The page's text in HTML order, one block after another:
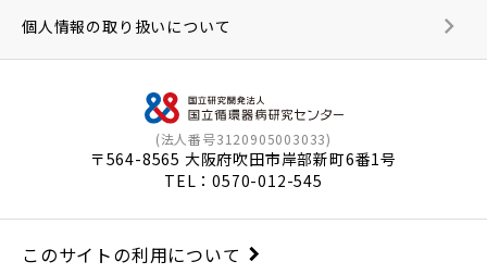
(法人番号3120905003033)
〒564-8565 大阪府吹田市岸部新町6番1号
TEL：0570-012-545
個人情報の取り扱いについて
このサイトの利用について